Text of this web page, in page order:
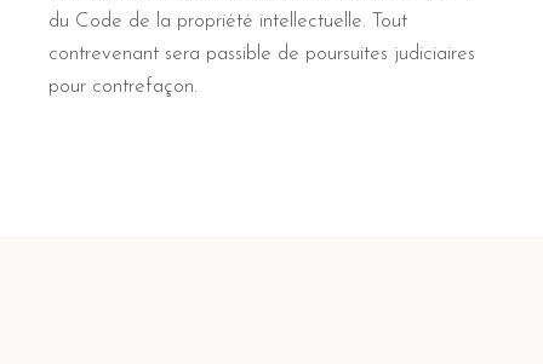
du Code de la propriété intellectuelle. Tout
contrevenant sera passible de poursuites judiciaires
pour contrefaçon.